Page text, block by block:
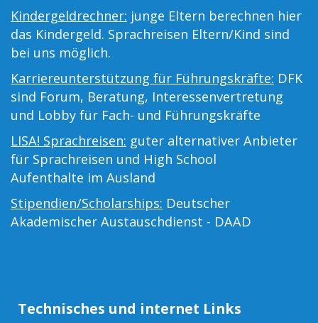
Kindergeldrechner: junge Eltern berechnen hier
das Kindergeld. Sprachreisen Eltern/Kind sind
bei uns möglich.
Karriereunterstützung für Führungskräfte: DFK
sind Forum, Beratung, Interessenvertretung
und Lobby für Fach- und Führungskräfte
LISA! Sprachreisen: guter alternativer Anbieter
für Sprachreisen und High School
Aufenthalte im Ausland
Stipendien/Scholarships: Deutscher
Akademischer Austauschdienst - DAAD
Technisches und internet Links